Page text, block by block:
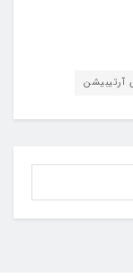
آرتیبیشن